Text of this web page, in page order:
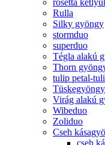
rosetta
Rulla
Silky gyöngy
stormduo
superduo
Tégla alakú
Thorn
tulip petal-
Virág alakú
Wibeduo
Zoliduo
Cseh